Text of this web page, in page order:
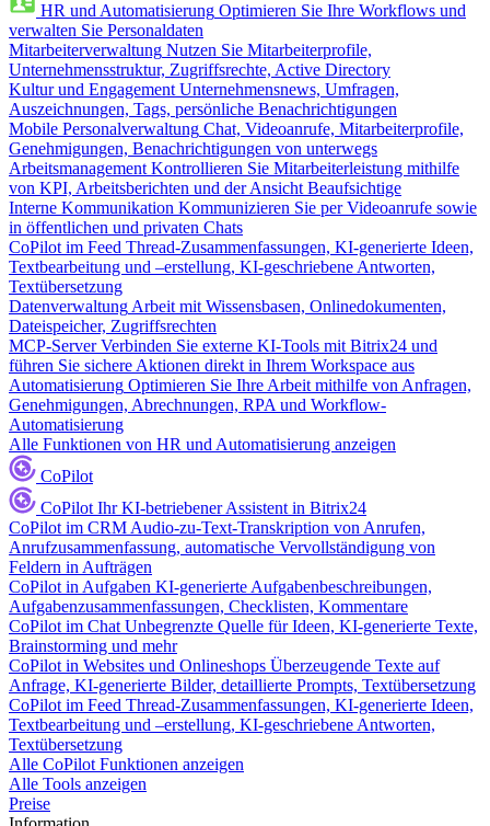
HR und Automatisierung Optimieren Sie Ihre Workflows und
verwalten Sie Personaldaten
Mitarbeiterverwaltung Nutzen Sie Mitarbeiterprofile,
Unternehmensstruktur, Zugriffsrechte, Active Directory
Kultur und Engagement Unternehmensnews, Umfragen,
Auszeichnungen, Tags, persönliche Benachrichtigungen
Mobile Personalverwaltung Chat, Videoanrufe, Mitarbeiterprofile,
Genehmigungen, Benachrichtigungen von unterwegs
Arbeitsmanagement Kontrollieren Sie Mitarbeiterleistung mithilfe
von KPI, Arbeitsberichten und der Ansicht Beaufsichtige
Interne Kommunikation Kommunizieren Sie per Videoanrufe sowie
in öffentlichen und privaten Chats
CoPilot im Feed Thread-Zusammenfassungen, KI-generierte Ideen,
Textbearbeitung und –erstellung, KI-geschriebene Antworten,
Textübersetzung
Datenverwaltung Arbeit mit Wissensbasen, Onlinedokumenten,
Dateispeicher, Zugriffsrechten
MCP-Server Verbinden Sie externe KI-Tools mit Bitrix24 und
führen Sie sichere Aktionen direkt in Ihrem Workspace aus
Automatisierung Optimieren Sie Ihre Arbeit mithilfe von Anfragen,
Genehmigungen, Abrechnungen, RPA und Workflow-
Automatisierung
Alle Funktionen von HR und Automatisierung anzeigen
CoPilot
CoPilot Ihr KI-betriebener Assistent in Bitrix24
CoPilot im CRM Audio-zu-Text-Transkription von Anrufen,
Anrufzusammenfassung, automatische Vervollständigung von
Feldern in Aufträgen
CoPilot in Aufgaben KI-generierte Aufgabenbeschreibungen,
Aufgabenzusammenfassungen, Checklisten, Kommentare
CoPilot im Chat Unbegrenzte Quelle für Ideen, KI-generierte Texte,
Brainstorming und mehr
CoPilot in Websites und Onlineshops Überzeugende Texte auf
Anfrage, KI-generierte Bilder, detaillierte Prompts, Textübersetzung
CoPilot im Feed Thread-Zusammenfassungen, KI-generierte Ideen,
Textbearbeitung und –erstellung, KI-geschriebene Antworten,
Textübersetzung
Alle CoPilot Funktionen anzeigen
Alle Tools anzeigen
Preise